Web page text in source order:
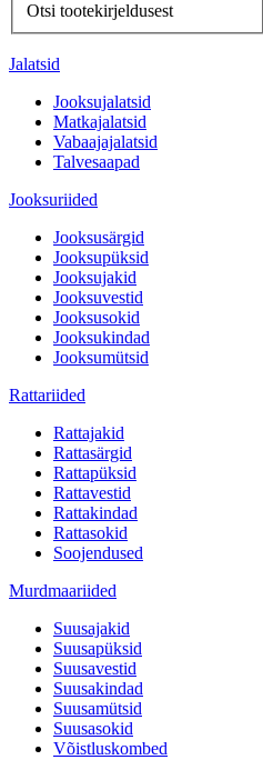
Otsi tootekirjeldusest
Jalatsid
Jooksujalatsid
Matkajalatsid
Vabaajajalatsid
Talvesaapad
Jooksuriided
Jooksusärgid
Jooksupüksid
Jooksujakid
Jooksuvestid
Jooksusokid
Jooksukindad
Jooksumütsid
Rattariided
Rattajakid
Rattasärgid
Rattapüksid
Rattavestid
Rattakindad
Rattasokid
Soojendused
Murdmaariided
Suusajakid
Suusapüksid
Suusavestid
Suusakindad
Suusamütsid
Suusasokid
Võistluskombed